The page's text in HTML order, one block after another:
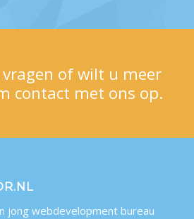
of wilt u meer
contact met ons op.
jong webdevelopment bureau